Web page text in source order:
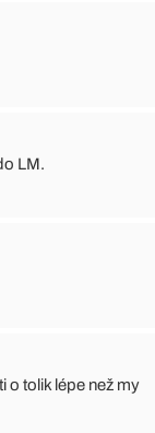
LM.
o tolik lépe než my